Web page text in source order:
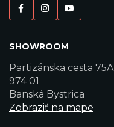
SHOWROOM
Partizánska cesta 75A
974 01
Banská Bystrica
Zobraziť na mape